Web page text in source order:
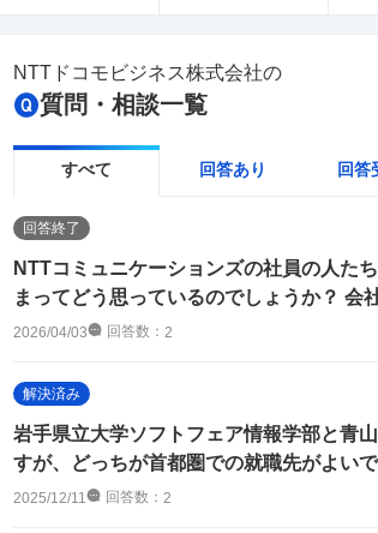
NTTドコモビジネス株式会社の
質問・相談一覧
すべて 回答あり 回答
回答終了
NTTコミュニケーションズの社員の人た
まってどう思っているのでしょうか？ 会
2026/04/03 回答数： 2
解決済み
岩手県立大学ソフトフェア情報学部と青
すが、どっちが首都圏での就職先がよい
2025/12/11 回答数： 2